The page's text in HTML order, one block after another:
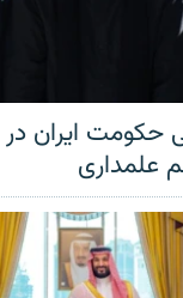
حکومت ایران
علمداری